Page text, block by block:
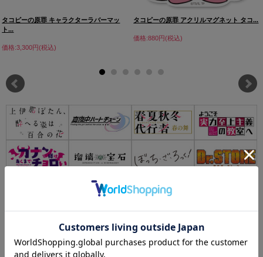
タコピーの原罪 キャラクターラバーマッ
ト...
価格:3,300円(税込)
タコピーの原罪 アクリルマグネット タコ...
価格:880円(税込)